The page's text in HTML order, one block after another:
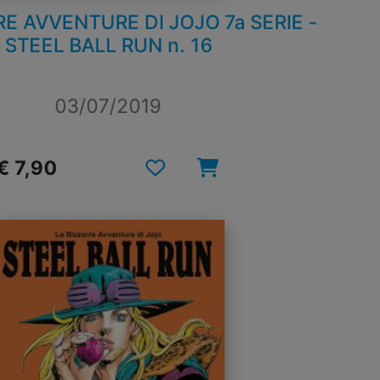
AVVENTURE DI JOJO 7a SERIE -
STEEL BALL RUN n. 16
03/07/2019
7,90